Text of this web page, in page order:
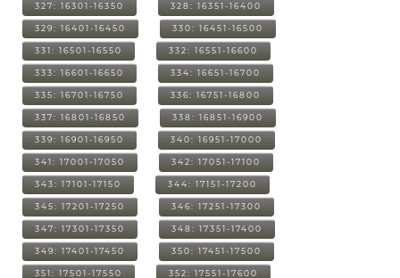
327: 16301-16350 328: 16351-16400
329: 16401-16450 330: 16451-16500
331: 16501-16550 332: 16551-16600
333: 16601-16650 334: 16651-16700
335: 16701-16750 336: 16751-16800
337: 16801-16850 338: 16851-16900
339: 16901-16950 340: 16951-17000
341: 17001-17050 342: 17051-17100
343: 17101-17150 344: 17151-17200
345: 17201-17250 346: 17251-17300
347: 17301-17350 348: 17351-17400
349: 17401-17450 350: 17451-17500
351: 17501-17550 352: 17551-17600